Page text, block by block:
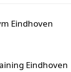
Eindhoven
Eindhoven